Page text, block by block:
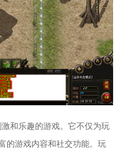
和乐趣的游戏。它不仅为玩
的游戏内容和社交功能。玩